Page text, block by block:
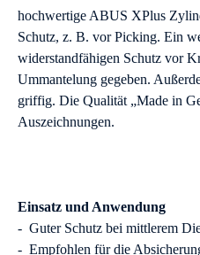
hochwertige ABUS XPlus
Schutz, z. B. vor Picking. Ein
widerstandfähigen Schutz vor
Ummantelung gegeben.
griffig. Die Qualität „Made in
Auszeichnungen.
Einsatz und Anwendung
- Guter Schutz bei mittlerem
- Empfohlen für die